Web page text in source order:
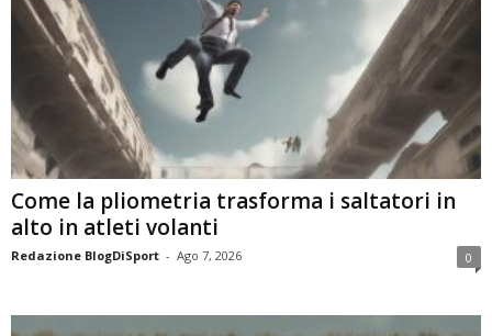
Come la pliometria trasforma i saltatori in
alto in atleti volanti
Redazione BlogDiSport - Ago 7, 2026 0